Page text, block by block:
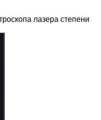
лазера степени